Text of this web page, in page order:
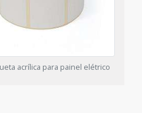
acrílica para painel elétrico